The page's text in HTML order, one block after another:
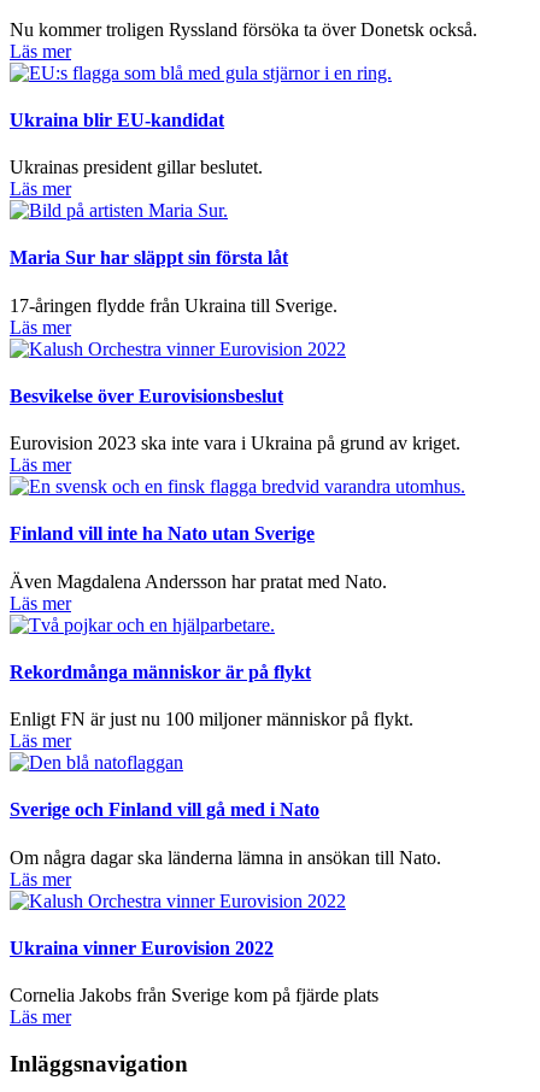
Nu kommer troligen Ryssland försöka ta över Donetsk också.
Läs mer
Ukraina blir EU-kandidat
Ukrainas president gillar beslutet.
Läs mer
Maria Sur har släppt sin första låt
17-åringen flydde från Ukraina till Sverige.
Läs mer
Besvikelse över Eurovisionsbeslut
Eurovision 2023 ska inte vara i Ukraina på grund av kriget.
Läs mer
Finland vill inte ha Nato utan Sverige
Även Magdalena Andersson har pratat med Nato.
Läs mer
Rekordmånga människor är på flykt
Enligt FN är just nu 100 miljoner människor på flykt.
Läs mer
Sverige och Finland vill gå med i Nato
Om några dagar ska länderna lämna in ansökan till Nato.
Läs mer
Ukraina vinner Eurovision 2022
Cornelia Jakobs från Sverige kom på fjärde plats
Läs mer
Inläggsnavigation